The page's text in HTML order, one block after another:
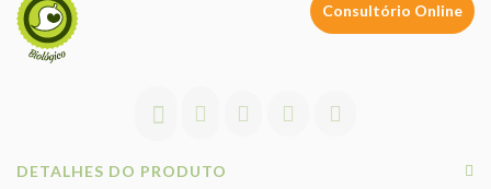
Consultório Online
DETALHES DO PRODUTO